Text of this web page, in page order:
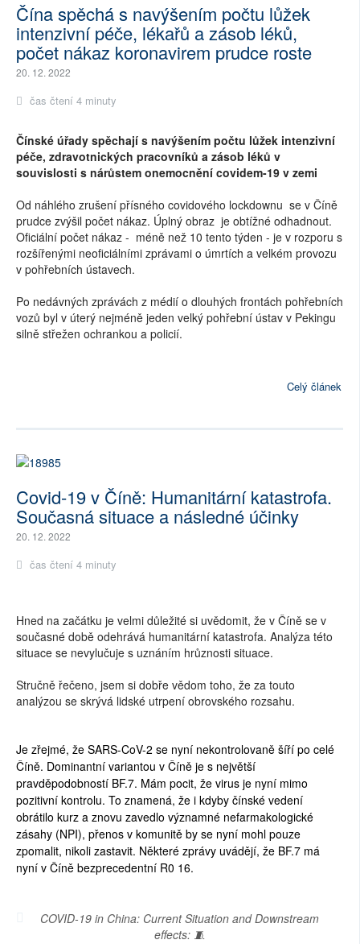
Čína spěchá s navýšením počtu lůžek
intenzivní péče, lékařů a zásob léků,
počet nákaz koronavirem prudce roste
20. 12. 2022
čas čtení 4 minuty
Čínské úřady spěchají s navýšením počtu lůžek intenzivní
péče, zdravotnických pracovníků a zásob léků v
souvislosti s nárůstem onemocnění covidem-19 v zemi
Od náhlého zrušení přísného covidového lockdownu se v Číně
prudce zvýšil počet nákaz. Úplný obraz je obtížné odhadnout.
Oficiální počet nákaz - méně než 10 tento týden - je v rozporu s
rozšířenými neoficiálními zprávami o úmrtích a velkém provozu
v pohřebních ústavech.
Po nedávných zprávách z médií o dlouhých frontách pohřebních
vozů byl v úterý nejméně jeden velký pohřební ústav v Pekingu
silně střežen ochrankou a policií.
Celý článek
Covid-19 v Číně: Humanitární katastrofa.
Současná situace a následné účinky
20. 12. 2022
čas čtení 4 minuty
Hned na začátku je velmi důležité si uvědomit, že v Číně se v
současné době odehrává humanitární katastrofa. Analýza této
situace se nevylučuje s uznáním hrůznosti situace.
Stručně řečeno, jsem si dobře vědom toho, že za touto
analýzou se skrývá lidské utrpení obrovského rozsahu.
Je zřejmé, že SARS-CoV-2 se nyní nekontrolovaně šíří po celé
Číně. Dominantní variantou v Číně je s největší
pravděpodobností BF.7. Mám pocit, že virus je nyní mimo
pozitivní kontrolu. To znamená, že i kdyby čínské vedení
obrátilo kurz a znovu zavedlo významné nefarmakologické
zásahy (NPI), přenos v komunitě by se nyní mohl pouze
zpomalit, nikoli zastavit. Některé zprávy uvádějí, že BF.7 má
nyní v Číně bezprecedentní R0 16.
COVID-19 in China: Current Situation and Downstream
effects: 🧵